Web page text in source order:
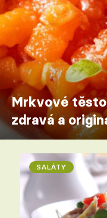
Mrkvové
zdravá a
SALÁTY